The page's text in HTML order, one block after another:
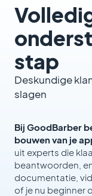
stap
Deskundige
slagen
Bij GoodBarber
bouwen van je
uit experts die
beantwoorden,
documentatie,
of je nu beginner